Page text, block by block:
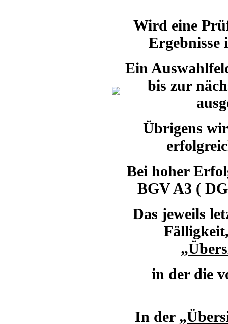
Wird eine
Ergebnisse
Ein
bis zur
Übrigens
Bei hoher
BGV A3 (
Das jeweils
„
in der die
In der „